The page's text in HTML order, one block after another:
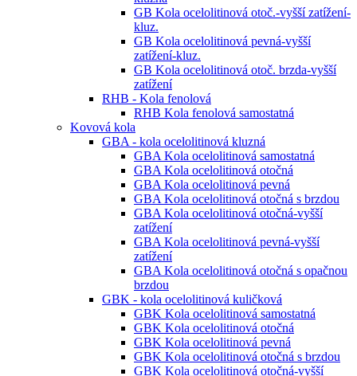
GB Kola ocelolitinová otoč.-vyšší zatížení-
kluz.
GB Kola ocelolitinová pevná-vyšší
zatížení-kluz.
GB Kola ocelolitinová otoč. brzda-vyšší
zatížení
RHB - Kola fenolová
RHB Kola fenolová samostatná
Kovová kola
GBA - kola ocelolitinová kluzná
GBA Kola ocelolitinová samostatná
GBA Kola ocelolitinová otočná
GBA Kola ocelolitinová pevná
GBA Kola ocelolitinová otočná s brzdou
GBA Kola ocelolitinová otočná-vyšší
zatížení
GBA Kola ocelolitinová pevná-vyšší
zatížení
GBA Kola ocelolitinová otočná s opačnou
brzdou
GBK - kola ocelolitinová kuličková
GBK Kola ocelolitinová samostatná
GBK Kola ocelolitinová otočná
GBK Kola ocelolitinová pevná
GBK Kola ocelolitinová otočná s brzdou
GBK Kola ocelolitinová otočná-vyšší